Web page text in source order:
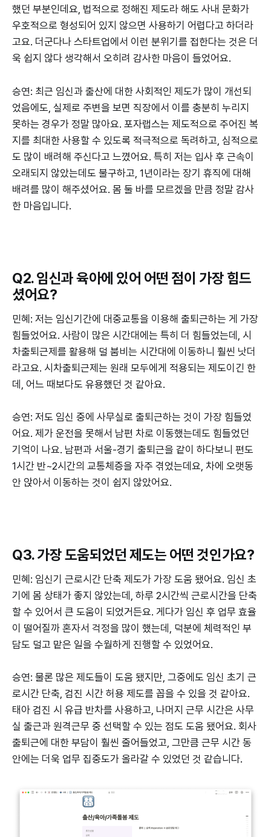
했던 부분인데요, 법적으로 정해진 제도라 해도 사내 문화가
우호적으로 형성되어 있지 않으면 사용하기 어렵다고 하더라
고요. 더군다나 스타트업에서 이런 분위기를 접한다는 것은 더
욱 쉽지 않다 생각해서 오히려 감사한 마음이 들었어요.
승연: 최근 임신과 출산에 대한 사회적인 제도가 많이 개선되
었음에도, 실제로 주변을 보면 직장에서 이를 충분히 누리지
못하는 경우가 정말 많아요. 포자랩스는 제도적으로 주어진 복
지를 최대한 사용할 수 있도록 적극적으로 독려하고, 심적으로
도 많이 배려해 주신다고 느꼈어요. 특히 저는 입사 후 근속이
오래되지 않았는데도 불구하고, 1년이라는 장기 휴직에 대해
배려를 많이 해주셨어요. 몸 둘 바를 모르겠을 만큼 정말 감사
한 마음입니다.
Q2. 임신과 육아에 있어 어떤 점이 가장 힘드
셨어요?
민혜: 저는 임신기간에 대중교통을 이용해 출퇴근하는 게 가장
힘들었어요. 사람이 많은 시간대에는 특히 더 힘들었는데, 시
차출퇴근제를 활용해 덜 붐비는 시간대에 이동하니 훨씬 낫더
라고요. 시차출퇴근제는 원래 모두에게 적용되는 제도이긴 한
데, 어느 때보다도 유용했던 것 같아요.
승연: 저도 임신 중에 사무실로 출퇴근하는 것이 가장 힘들었
어요. 제가 운전을 못해서 남편 차로 이동했는데도 힘들었던
기억이 나요. 남편과 서울-경기 출퇴근을 같이 하다보니 편도
1시간 반~2시간의 교통체증을 자주 겪었는데요, 차에 오랫동
안 앉아서 이동하는 것이 쉽지 않았어요.
Q3. 가장 도움되었던 제도는 어떤 것인가요?
민혜: 임신기 근로시간 단축 제도가 가장 도움 됐어요. 임신 초
기에 몸 상태가 좋지 않았는데, 하루 2시간씩 근로시간을 단축
할 수 있어서 큰 도움이 되었거든요. 게다가 임신 후 업무 효율
이 떨어질까 혼자서 걱정을 많이 했는데, 덕분에 체력적인 부
담도 덜고 맡은 일을 수월하게 진행할 수 있었어요.
승연: 물론 많은 제도들이 도움 됐지만, 그중에도 임신 초기 근
로시간 단축, 검진 시간 허용 제도를 꼽을 수 있을 것 같아요.
태아 검진 시 유급 반차를 사용하고, 나머지 근무 시간은 사무
실 출근과 원격근무 중 선택할 수 있는 점도 도움 됐어요. 회사
출퇴근에 대한 부담이 훨씬 줄어들었고, 그만큼 근무 시간 동
안에는 더욱 업무 집중도가 올라갈 수 있었던 것 같습니다.